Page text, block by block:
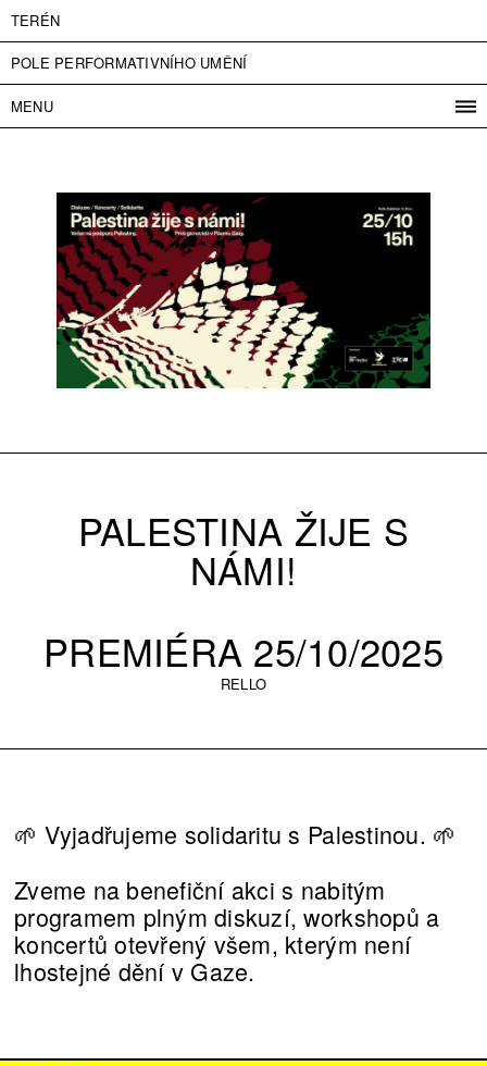
TERÉN
POLE PERFORMATIVNÍHO UMĚNÍ
MENU
KONTAKT
O NÁS
VSTUPNÉ
PRESS
PARTNEŘI
ENGLISH
PALESTINA ŽIJE S
NÁMI!
PREMIÉRA 25/10/2025
RELLO
🌱 Vyjadřujeme solidaritu s Palestinou. 🌱
Zveme na benefiční akci s nabitým
programem plným diskuzí, workshopů a
koncertů otevřený všem, kterým není
lhostejné dění v Gaze.